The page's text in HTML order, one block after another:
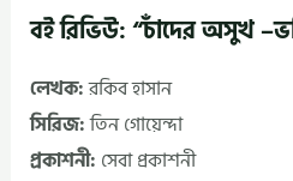
বই রিভিউ: “চাঁদের অসুখ
লেখক:রকিব হাসান
সিরিজ:তিন গোয়েন্দা
প্রকাশনী: সেবা প্রকাশনী